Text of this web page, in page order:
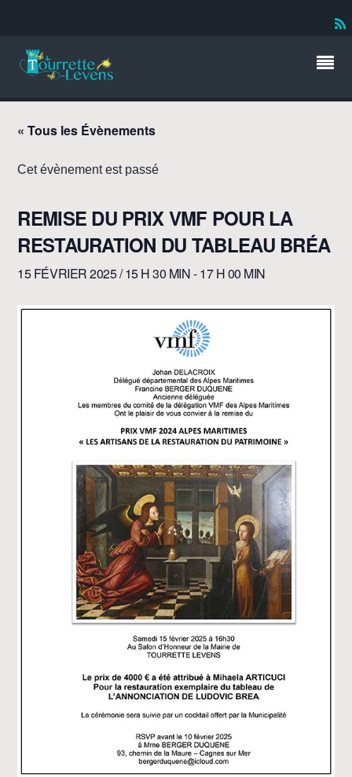
« Tous les Évènements
Cet évènement est passé
REMISE DU PRIX VMF POUR LA
RESTAURATION DU TABLEAU BRÉA
15 FÉVRIER 2025 / 15 H 30 MIN-17 H 00 MIN